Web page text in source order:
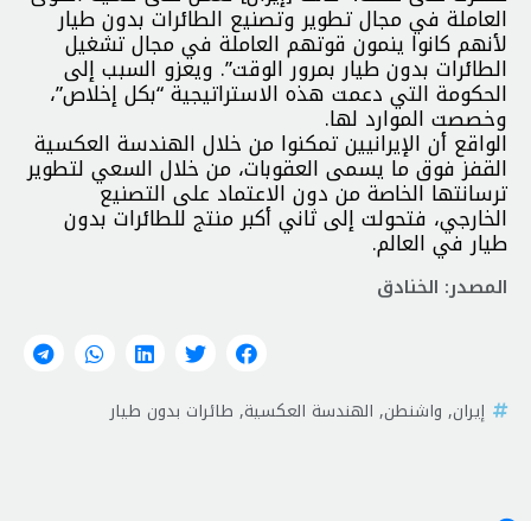
العاملة في مجال تطوير وتصنيع الطائرات بدون طيار
لأنهم كانوا ينمون قوتهم العاملة في مجال تشغيل
الطائرات بدون طيار بمرور الوقت”. ويعزو السبب إلى
الحكومة التي دعمت هذه الاستراتيجية “بكل إخلاص”،
وخصصت الموارد لها.
الواقع أن الإيرانيين تمكنوا من خلال الهندسة العكسية
القفز فوق ما يسمى العقوبات، من خلال السعي لتطوير
ترسانتها الخاصة من دون الاعتماد على التصنيع
الخارجي، فتحولت إلى ثاني أكبر منتج للطائرات بدون
طيار في العالم.
المصدر: الخنادق
إيران, واشنطن, الهندسة العكسية, طائرات بدون طيار